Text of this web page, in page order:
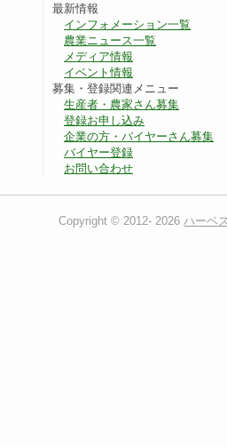
最新情報
インフォメーション一覧
農業ニュース一覧
メディア情報
イベント情報
募集・登録関連メニュー
生産者・農家さん募集
登録お申し込み
企業の方・バイヤーさん募集
バイヤー登録
お問い合わせ
Copyright © 2012- 2026 ハーベ